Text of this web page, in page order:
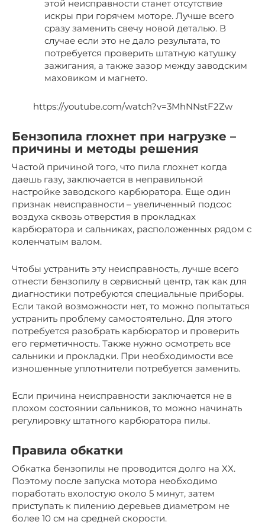
этой неисправности станет отсутствие
искры при горячем моторе. Лучше всего
сразу заменить свечу новой деталью. В
случае если это не дало результата, то
потребуется проверить штатную катушку
зажигания, а также зазор между заводским
маховиком и магнето.
https://youtube.com/watch?v=3MhNNstF2Zw
Бензопила глохнет при нагрузке –
причины и методы решения
Частой причиной того, что пила глохнет когда
даешь газу, заключается в неправильной
настройке заводского карбюратора. Еще один
признак неисправности – увеличенный подсос
воздуха сквозь отверстия в прокладках
карбюратора и сальниках, расположенных рядом с
коленчатым валом.
Чтобы устранить эту неисправность, лучше всего
отнести бензопилу в сервисный центр, так как для
диагностики потребуются специальные приборы.
Если такой возможности нет, то можно попытаться
устранить проблему самостоятельно. Для этого
потребуется разобрать карбюратор и проверить
его герметичность. Также нужно осмотреть все
сальники и прокладки. При необходимости все
изношенные уплотнители потребуется заменить.
Если причина неисправности заключается не в
плохом состоянии сальников, то можно начинать
регулировку штатного карбюратора пилы.
Правила обкатки
Обкатка бензопилы не проводится долго на ХХ.
Поэтому после запуска мотора необходимо
поработать вхолостую около 5 минут, затем
приступать к пилению деревьев диаметром не
более 10 см на средней скорости.